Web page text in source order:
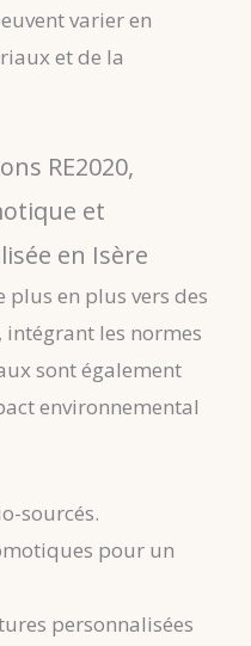
varier en
et de la
RE2020,
et
en Isère
plus en plus vers des
intégrant les normes
sont également
environnemental
sourcés.
pour un
personnalisées